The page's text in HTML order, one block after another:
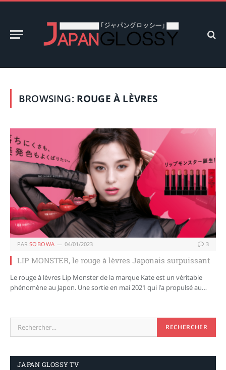
BROWSING: ROUGE À LÈVRES
PAR SOBOWA 04/01/2023 3
LIP MONSTER, le rouge à lèvres Japonais surpuissant
Le rouge à lèvres Lip Monster de la marque Kate est un véritable
phénomène au Japon. Une sortie en mai 2021 qui l’a propulsé au…
JAPAN GLOSSY TV